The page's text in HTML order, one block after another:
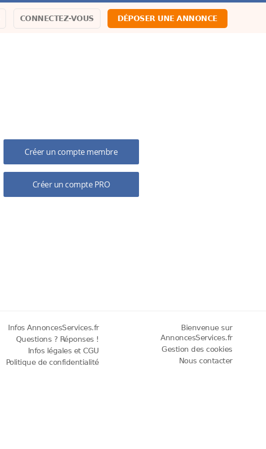
CONNECTEZ-VOUS DÉPOSER UNE ANNONCE
Pas encore de compte ?
Créer un compte membre
Créer un compte PRO
Infos AnnoncesServices.fr
Questions ? Réponses !
Infos légales et CGU
Politique de confidentialité
Bienvenue sur
AnnoncesServices.fr
Gestion des cookies
Nous contacter